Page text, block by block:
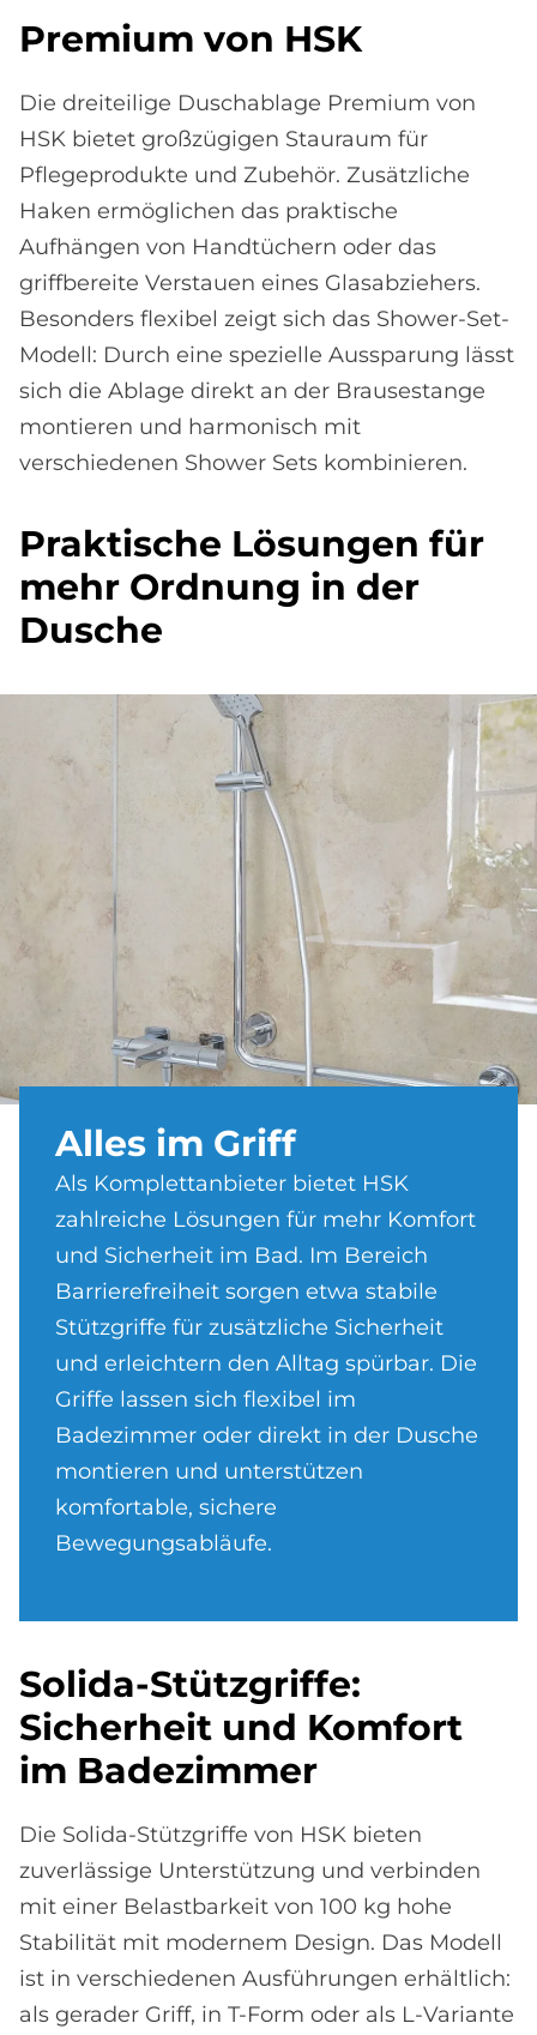
Pre­mi­um von HSK
Die dreiteilige Duschablage Premium von
HSK bietet großzügigen Stauraum für
Pflegeprodukte und Zubehör. Zusätzliche
Haken ermöglichen das praktische
Aufhängen von Handtüchern oder das
griffbereite Verstauen eines Glasabziehers.
Besonders flexibel zeigt sich das Shower-Set-
Modell: Durch eine spezielle Aussparung lässt
sich die Ablage direkt an der Brausestange
montieren und harmonisch mit
verschiedenen Shower Sets kombinieren.
Prak­ti­sche Lö­sun­gen für
mehr Ord­nung in der
Du­sche
Al­les im Griff
Als Komplettanbieter bietet HSK
zahlreiche Lösungen für mehr Komfort
und Sicherheit im Bad. Im Bereich
Barrierefreiheit sorgen etwa stabile
Stützgriffe für zusätzliche Sicherheit
und erleichtern den Alltag spürbar. Die
Griffe lassen sich flexibel im
Badezimmer oder direkt in der Dusche
montieren und unterstützen
komfortable, sichere
Bewegungsabläufe.
So­li­da-Stütz­grif­fe:
Si­cher­heit und Kom­fort
im Ba­de­zim­mer
Die Solida-Stützgriffe von HSK bieten
zuverlässige Unterstützung und verbinden
mit einer Belastbarkeit von 100 kg hohe
Stabilität mit modernem Design. Das Modell
ist in verschiedenen Ausführungen erhältlich:
als gerader Griff, in T-Form oder als L-Variante